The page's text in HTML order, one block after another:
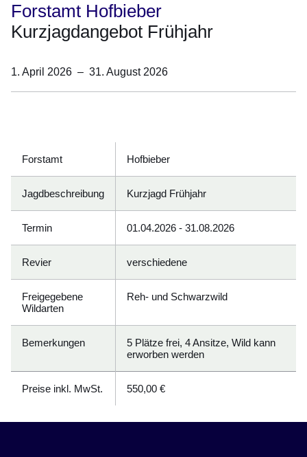
Forstamt Hofbieber
Kurzjagdangebot Frühjahr
1. April 2026 – 31. August 2026
Forstamt Hofbieber
Jagdbeschreibung Kurzjagd Frühjahr
Termin 01.04.2026 - 31.08.2026
Revier verschiedene
Freigegebene
Wildarten
Reh- und Schwarzwild
Bemerkungen
5 Plätze frei, 4 Ansitze, Wild kann
erworben werden
Preise inkl. MwSt. 550,00 €